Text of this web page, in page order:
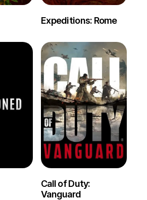
Expeditions: Rome
Call of Duty:
Vanguard